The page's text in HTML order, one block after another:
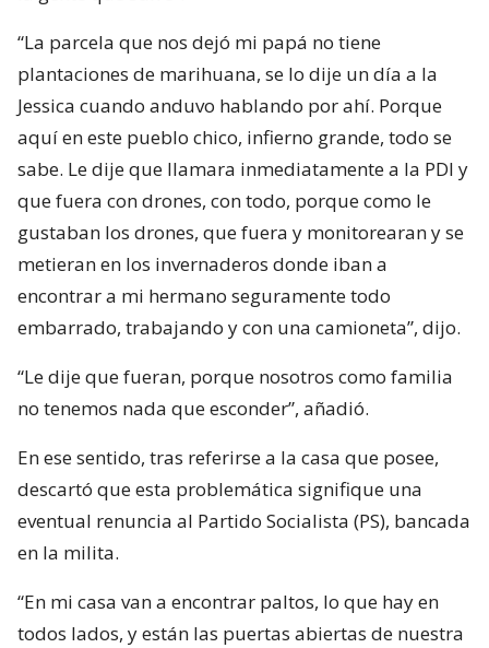
“La parcela que nos dejó mi papá no tiene
plantaciones de marihuana, se lo dije un día a la
Jessica cuando anduvo hablando por ahí. Porque
aquí en este pueblo chico, infierno grande, todo se
sabe. Le dije que llamara inmediatamente a la PDI y
que fuera con drones, con todo, porque como le
gustaban los drones, que fuera y monitorearan y se
metieran en los invernaderos donde iban a
encontrar a mi hermano seguramente todo
embarrado, trabajando y con una camioneta”, dijo.
“Le dije que fueran, porque nosotros como familia
no tenemos nada que esconder”, añadió.
En ese sentido, tras referirse a la casa que posee,
descartó que esta problemática signifique una
eventual renuncia al Partido Socialista (PS), bancada
en la milita.
“En mi casa van a encontrar paltos, lo que hay en
todos lados, y están las puertas abiertas de nuestra